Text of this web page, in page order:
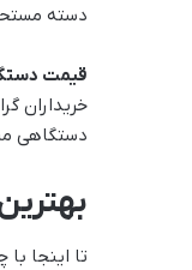
دسته
قیمت
خریداران
دستگاهی
تا اینجا